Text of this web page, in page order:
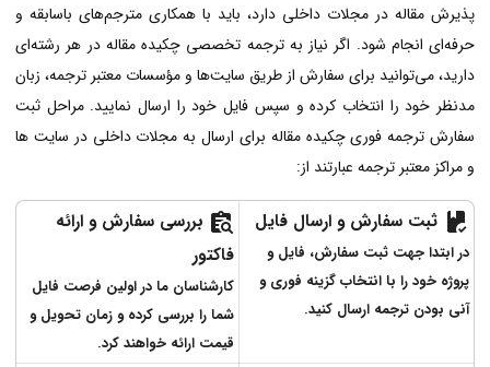
پذیرش مقاله در مجلات داخلی دارد، باید با همکاری مترجم‌های باسابقه و
حرفه‌ای انجام شود. اگر نیاز به ترجمه تخصصی چکیده مقاله در هر رشته‌ای
دارید، می‌توانید برای سفارش از طریق سایت‌ها و مؤسسات معتبر ترجمه، زبان
مدنظر خود را انتخاب کرده و سپس فایل خود را ارسال نمایید. مراحل ثبت
سفارش ترجمه فوری چکیده مقاله برای ارسال به مجلات داخلی در سایت ها
و مراکز معتبر ترجمه عبارتند از:
ثبت سفارش و ارسال فایل
در ابتدا جهت ثبت سفارش، فایل و
پروژه خود را با انتخاب گزینه فوری و
آنی بودن ترجمه ارسال کنید.
بررسی سفارش و ارائه
فاکتور
کارشناسان ما در اولین فرصت فایل
شما را بررسی کرده و زمان تحویل و
قیمت ارائه خواهند کرد.